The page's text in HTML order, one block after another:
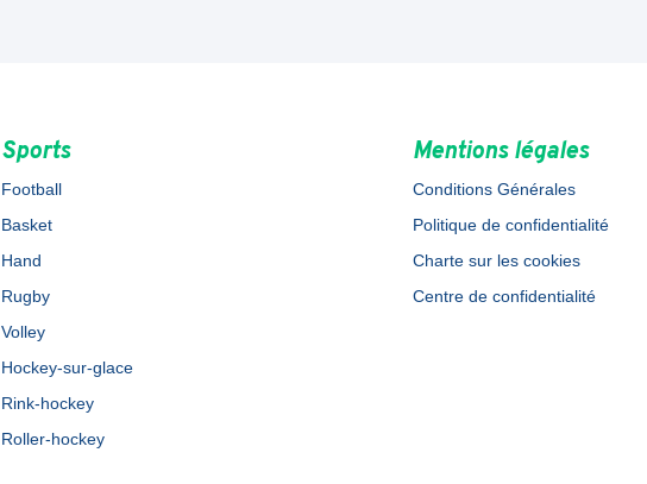
Sports
Football
Basket
Hand
Rugby
Volley
Hockey-sur-glace
Rink-hockey
Roller-hockey
Mentions légales
Conditions Générales
Politique de confidentialité
Charte sur les cookies
Centre de confidentialité